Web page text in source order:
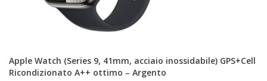
Apple Watch (Series 9, 41mm, acciaio inossidabile) GPS+Cell
Ricondizionato A++ ottimo – Argento